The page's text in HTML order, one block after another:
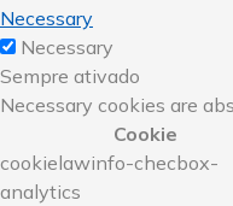
Necessary
Necessary
Sempre ativado
Necessary cookies are
Cookie
cookielawinfo-checbox-
analytics